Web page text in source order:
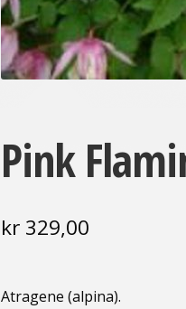
Pink
kr 329,00
Atragene (alpina).